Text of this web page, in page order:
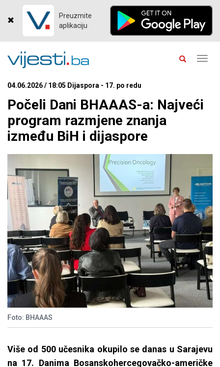
Preuzmite
aplikaciju
04.06.2026 / 18:05 Dijaspora - 17. po redu
Počeli Dani BHAAAS-a: Najveći
program razmjene znanja
između BiH i dijaspore
Foto: BHAAAS
Više od 500 učesnika okupilo se danas u Sarajevu
na 17. Danima Bosanskohercegovačko-američke